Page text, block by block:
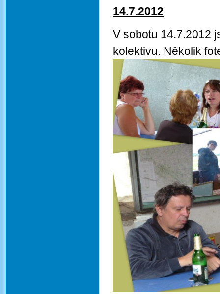
14.7.2012
V sobotu 14.7.2012
kolektivu. Několik